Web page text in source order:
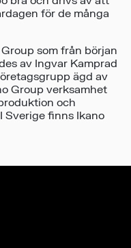
för de många
som från början
av Ingvar Kamprad
ägd av
Group verksamhet
och
Sverige finns Ikano